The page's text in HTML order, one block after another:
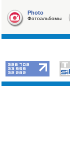
Photo
Фотоальбомы